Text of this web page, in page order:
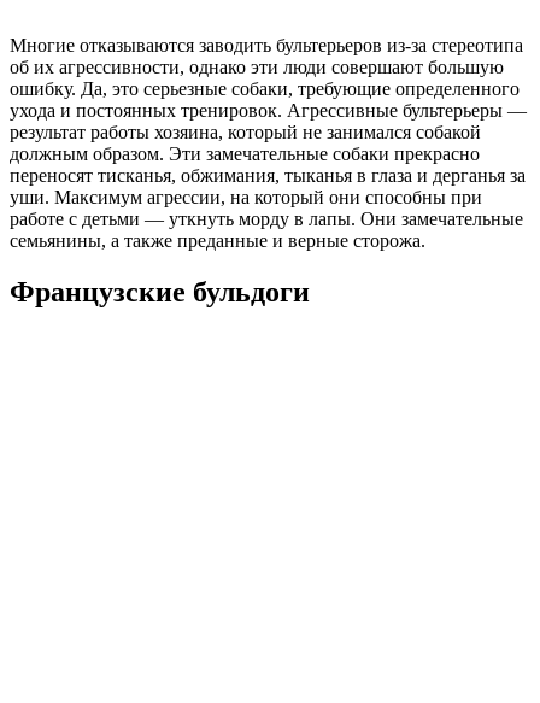
Многие отказываются заводить бультерьеров из-за стереотипа
об их агрессивности, однако эти люди совершают большую
ошибку. Да, это серьезные собаки, требующие определенного
ухода и постоянных тренировок. Агрессивные бультерьеры —
результат работы хозяина, который не занимался собакой
должным образом. Эти замечательные собаки прекрасно
переносят тисканья, обжимания, тыканья в глаза и дерганья за
уши. Максимум агрессии, на который они способны при
работе с детьми — уткнуть морду в лапы. Они замечательные
семьянины, а также преданные и верные сторожа.
Французские бульдоги